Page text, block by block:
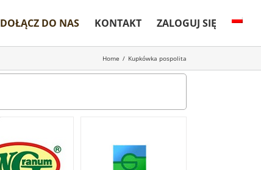
DOŁĄCZ DO NAS KONTAKT ZALOGUJ SIĘ
Home / Kupkówka pospolita